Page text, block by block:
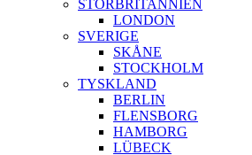
STORBRITANNIEN
LONDON
SVERIGE
SKÅNE
STOCKHOLM
TYSKLAND
BERLIN
FLENSBORG
HAMBORG
LÜBECK